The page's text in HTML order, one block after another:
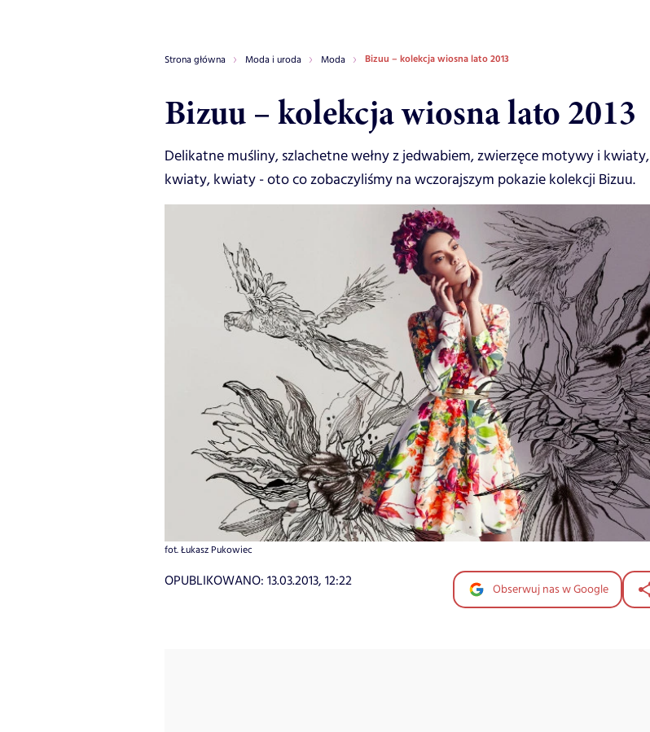
Strona główna Moda i uroda Moda Bizuu – kolekcja wiosna lato 2013
Bizuu – kolekcja wiosna lato 2013
Delikatne muśliny, szlachetne wełny z jedwabiem, zwierzęce motywy i kwiaty,
kwiaty, kwiaty - oto co zobaczyliśmy na wczorajszym pokazie kolekcji Bizuu.
fot. Łukasz Pukowiec
OPUBLIKOWANO: 13.03.2013, 12:22 Obserwuj nas w Google